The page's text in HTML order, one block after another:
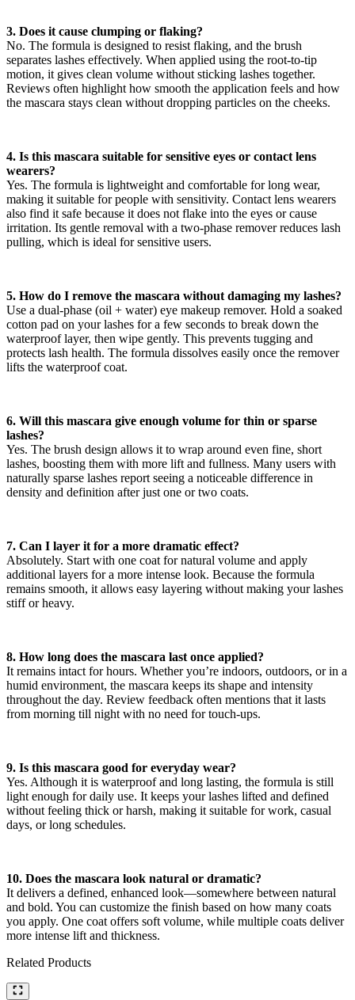
3. Does it cause clumping or flaking?
No. The formula is designed to resist flaking, and the brush
separates lashes effectively. When applied using the root-to-tip
motion, it gives clean volume without sticking lashes together.
Reviews often highlight how smooth the application feels and how
the mascara stays clean without dropping particles on the cheeks.
4. Is this mascara suitable for sensitive eyes or contact lens
wearers?
Yes. The formula is lightweight and comfortable for long wear,
making it suitable for people with sensitivity. Contact lens wearers
also find it safe because it does not flake into the eyes or cause
irritation. Its gentle removal with a two-phase remover reduces lash
pulling, which is ideal for sensitive users.
5. How do I remove the mascara without damaging my lashes?
Use a dual-phase (oil + water) eye makeup remover. Hold a soaked
cotton pad on your lashes for a few seconds to break down the
waterproof layer, then wipe gently. This prevents tugging and
protects lash health. The formula dissolves easily once the remover
lifts the waterproof coat.
6. Will this mascara give enough volume for thin or sparse
lashes?
Yes. The brush design allows it to wrap around even fine, short
lashes, boosting them with more lift and fullness. Many users with
naturally sparse lashes report seeing a noticeable difference in
density and definition after just one or two coats.
7. Can I layer it for a more dramatic effect?
Absolutely. Start with one coat for natural volume and apply
additional layers for a more intense look. Because the formula
remains smooth, it allows easy layering without making your lashes
stiff or heavy.
8. How long does the mascara last once applied?
It remains intact for hours. Whether you’re indoors, outdoors, or in a
humid environment, the mascara keeps its shape and intensity
throughout the day. Review feedback often mentions that it lasts
from morning till night with no need for touch-ups.
9. Is this mascara good for everyday wear?
Yes. Although it is waterproof and long lasting, the formula is still
light enough for daily use. It keeps your lashes lifted and defined
without feeling thick or harsh, making it suitable for work, casual
days, or long schedules.
10. Does the mascara look natural or dramatic?
It delivers a defined, enhanced look—somewhere between natural
and bold. You can customize the finish based on how many coats
you apply. One coat offers soft volume, while multiple coats deliver
more intense lift and thickness.
Related Products